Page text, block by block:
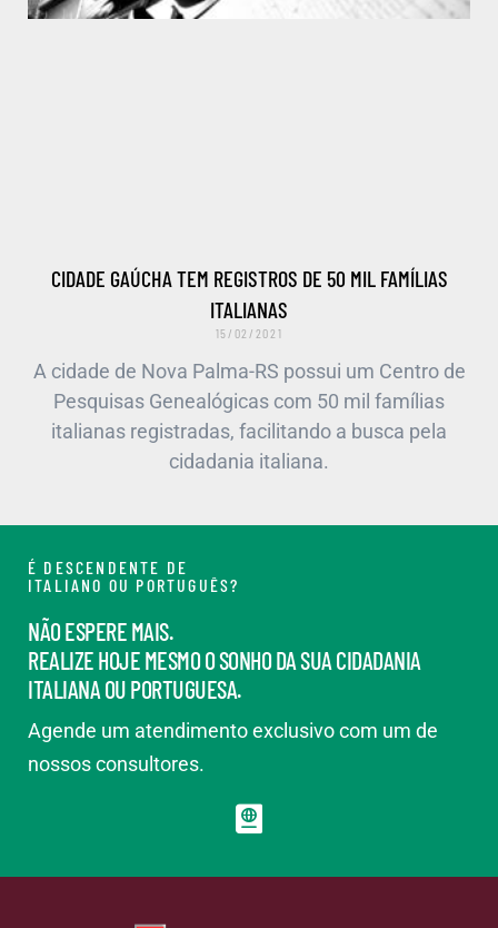
CIDADE GAÚCHA TEM REGISTROS DE 50 MIL FAMÍLIAS
ITALIANAS
15/02/2021
A cidade de Nova Palma-RS possui um Centro de
Pesquisas Genealógicas com 50 mil famílias
italianas registradas, facilitando a busca pela
cidadania italiana.
É DESCENDENTE DE
ITALIANO OU PORTUGUÊS?
NÃO ESPERE MAIS.
REALIZE HOJE MESMO O SONHO DA SUA CIDADANIA
ITALIANA OU PORTUGUESA.
Agende um atendimento exclusivo com um de
nossos consultores.